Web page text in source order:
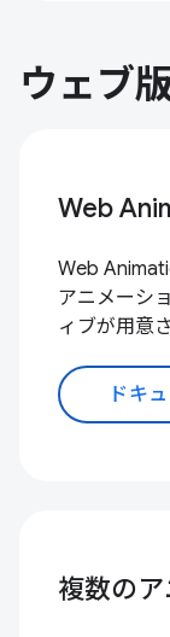
ウェブ
Web
Web
アニメーシ
ィブが用意
ドキ
複数の